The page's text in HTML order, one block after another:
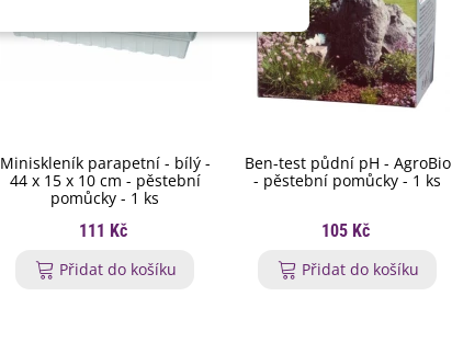
Miniskleník parapetní - bílý -
44 x 15 x 10 cm - pěstební
pomůcky - 1 ks
111 Kč
Přidat do košíku
Ben-test půdní pH - AgroBio
- pěstební pomůcky - 1 ks
105 Kč
Přidat do košíku